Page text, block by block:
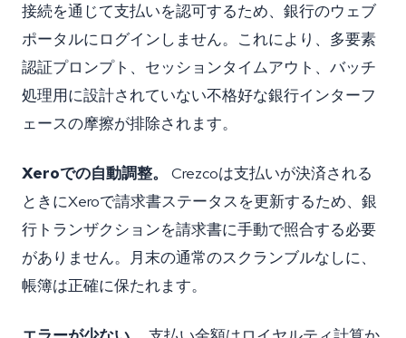
接続を通じて支払いを認可するため、銀行のウェブ
ポータルにログインしません。これにより、多要素
認証プロンプト、セッションタイムアウト、バッチ
処理用に設計されていない不格好な銀行インターフ
ェースの摩擦が排除されます。
Xeroでの自動調整。
Crezcoは支払いが決済される
ときにXeroで請求書ステータスを更新するため、銀
行トランザクションを請求書に手動で照合する必要
がありません。月末の通常のスクランブルなしに、
帳簿は正確に保たれます。